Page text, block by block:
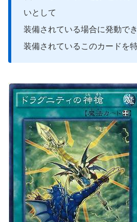
いとして
装備されている場合に発動でき
装備されているこのカードを